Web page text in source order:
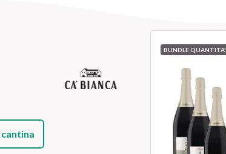
BUNDLE QUANTITA'